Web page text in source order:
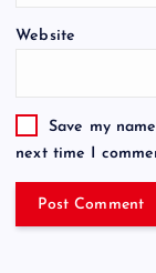
Website
Save my
next time I